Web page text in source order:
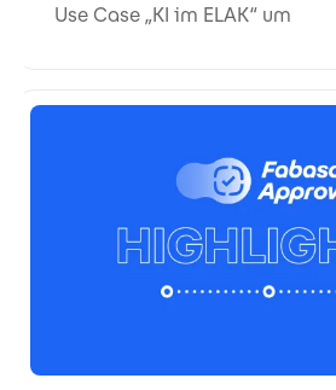
Use Case „KI im ELAK“ um